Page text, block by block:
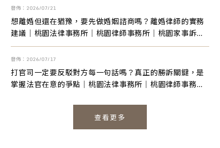
想離婚但還在猶豫，要先做婚姻諮商嗎？離婚律師的實務
建議｜桃園法律事務所｜桃園律師事務所｜桃園家事訴訟
律師｜桃園離婚訴訟律師
發佈：2026/07/21
打官司一定要反駁對方每一句話嗎？真正的勝訴關鍵，是
掌握法官在意的爭點｜桃園法律事務所｜桃園律師事務所
發佈：2026/07/17
查看更多